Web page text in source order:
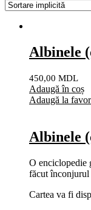
Albinele
450,00 MDL
Adaugă în coș
Adaugă la
Albinele
O enciclopedie
făcut
Cartea va fi